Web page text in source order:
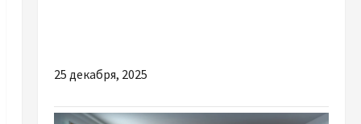
25 декабря, 2025